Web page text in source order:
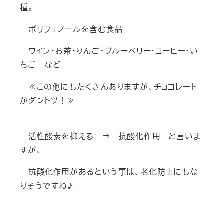
種。
ポリフェノールを含む食品
ワイン・お茶・りんご・ブルーベリー・コーヒー・い
ちご など
≪この他にもたくさんありますが、チョコレート
がダントツ！≫
活性酸素を抑える ⇒ 抗酸化作用 と言いま
すが、
抗酸化作用があるという事は、老化防止にもな
りそうですね♪